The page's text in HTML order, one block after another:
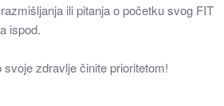
ili pitanja o početku svog FIT
ispod.
zdravlje činite prioritetom!